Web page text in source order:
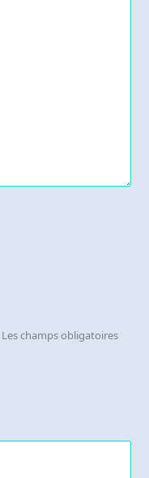
Les champs obligatoires